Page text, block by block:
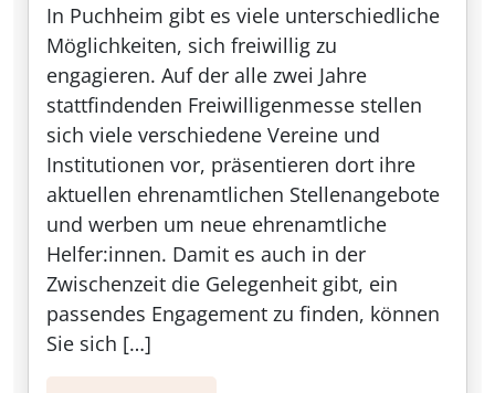
In Puchheim gibt es viele unterschiedliche
Möglichkeiten, sich freiwillig zu
engagieren. Auf der alle zwei Jahre
stattfindenden Freiwilligenmesse stellen
sich viele verschiedene Vereine und
Institutionen vor, präsentieren dort ihre
aktuellen ehrenamtlichen Stellenangebote
und werben um neue ehrenamtliche
Helfer:innen. Damit es auch in der
Zwischenzeit die Gelegenheit gibt, ein
passendes Engagement zu finden, können
Sie sich […]